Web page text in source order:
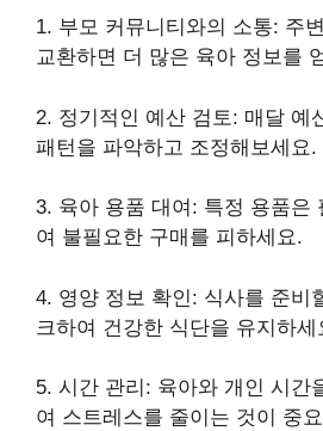
1. 부모 커뮤니티와의 소통: 주
교환하면 더 많은 육아 정보를
2. 정기적인 예산 검토: 매달 예
패턴을 파악하고 조정해보세요.
3. 육아 용품 대여: 특정 용품은
여 불필요한 구매를 피하세요.
4. 영양 정보 확인: 식사를 준비
크하여 건강한 식단을 유지하세
5. 시간 관리: 육아와 개인 시간
여 스트레스를 줄이는 것이 중